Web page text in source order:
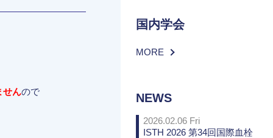
せんので
国内学会
MORE
NEWS
2026.02.06 Fri
ISTH 2026 第34回国際血栓